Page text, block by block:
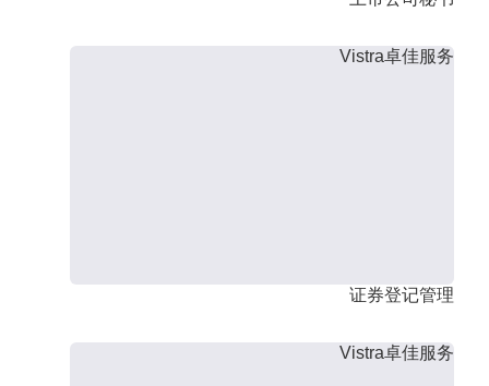
Vistra卓佳服务
证券登记管理
Vistra卓佳服务